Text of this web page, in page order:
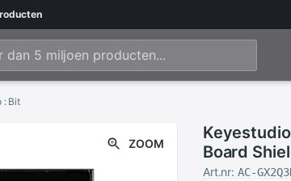
: Bit
ZOOM
Board
Art.nr:AC-